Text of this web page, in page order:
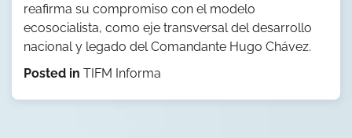
reafirma su compromiso con el modelo
ecosocialista, como eje transversal del desarrollo
nacional y legado del Comandante Hugo Chávez.
Posted in TIFM Informa